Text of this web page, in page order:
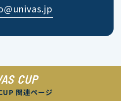
CUP
関連ページ